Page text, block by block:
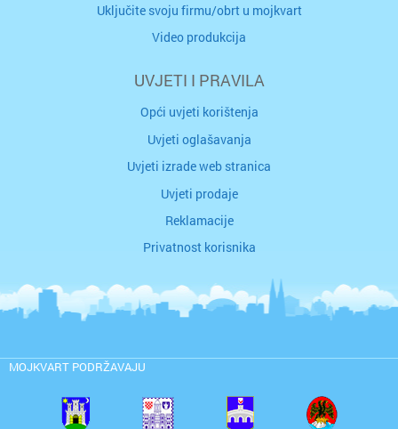
Uključite svoju firmu/obrt u mojkvart
Video produkcija
UVJETI I PRAVILA
Opći uvjeti korištenja
Uvjeti oglašavanja
Uvjeti izrade web stranica
Uvjeti prodaje
Reklamacije
Privatnost korisnika
MOJKVART PODRŽAVAJU